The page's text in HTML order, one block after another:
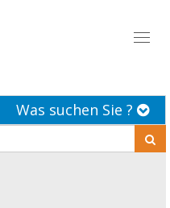
Was suchen Sie ?